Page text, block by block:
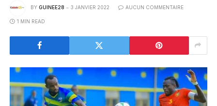
BY GUINEE28 3 JANVIER 2022 AUCUN COMMENTAIRE
1 MIN READ